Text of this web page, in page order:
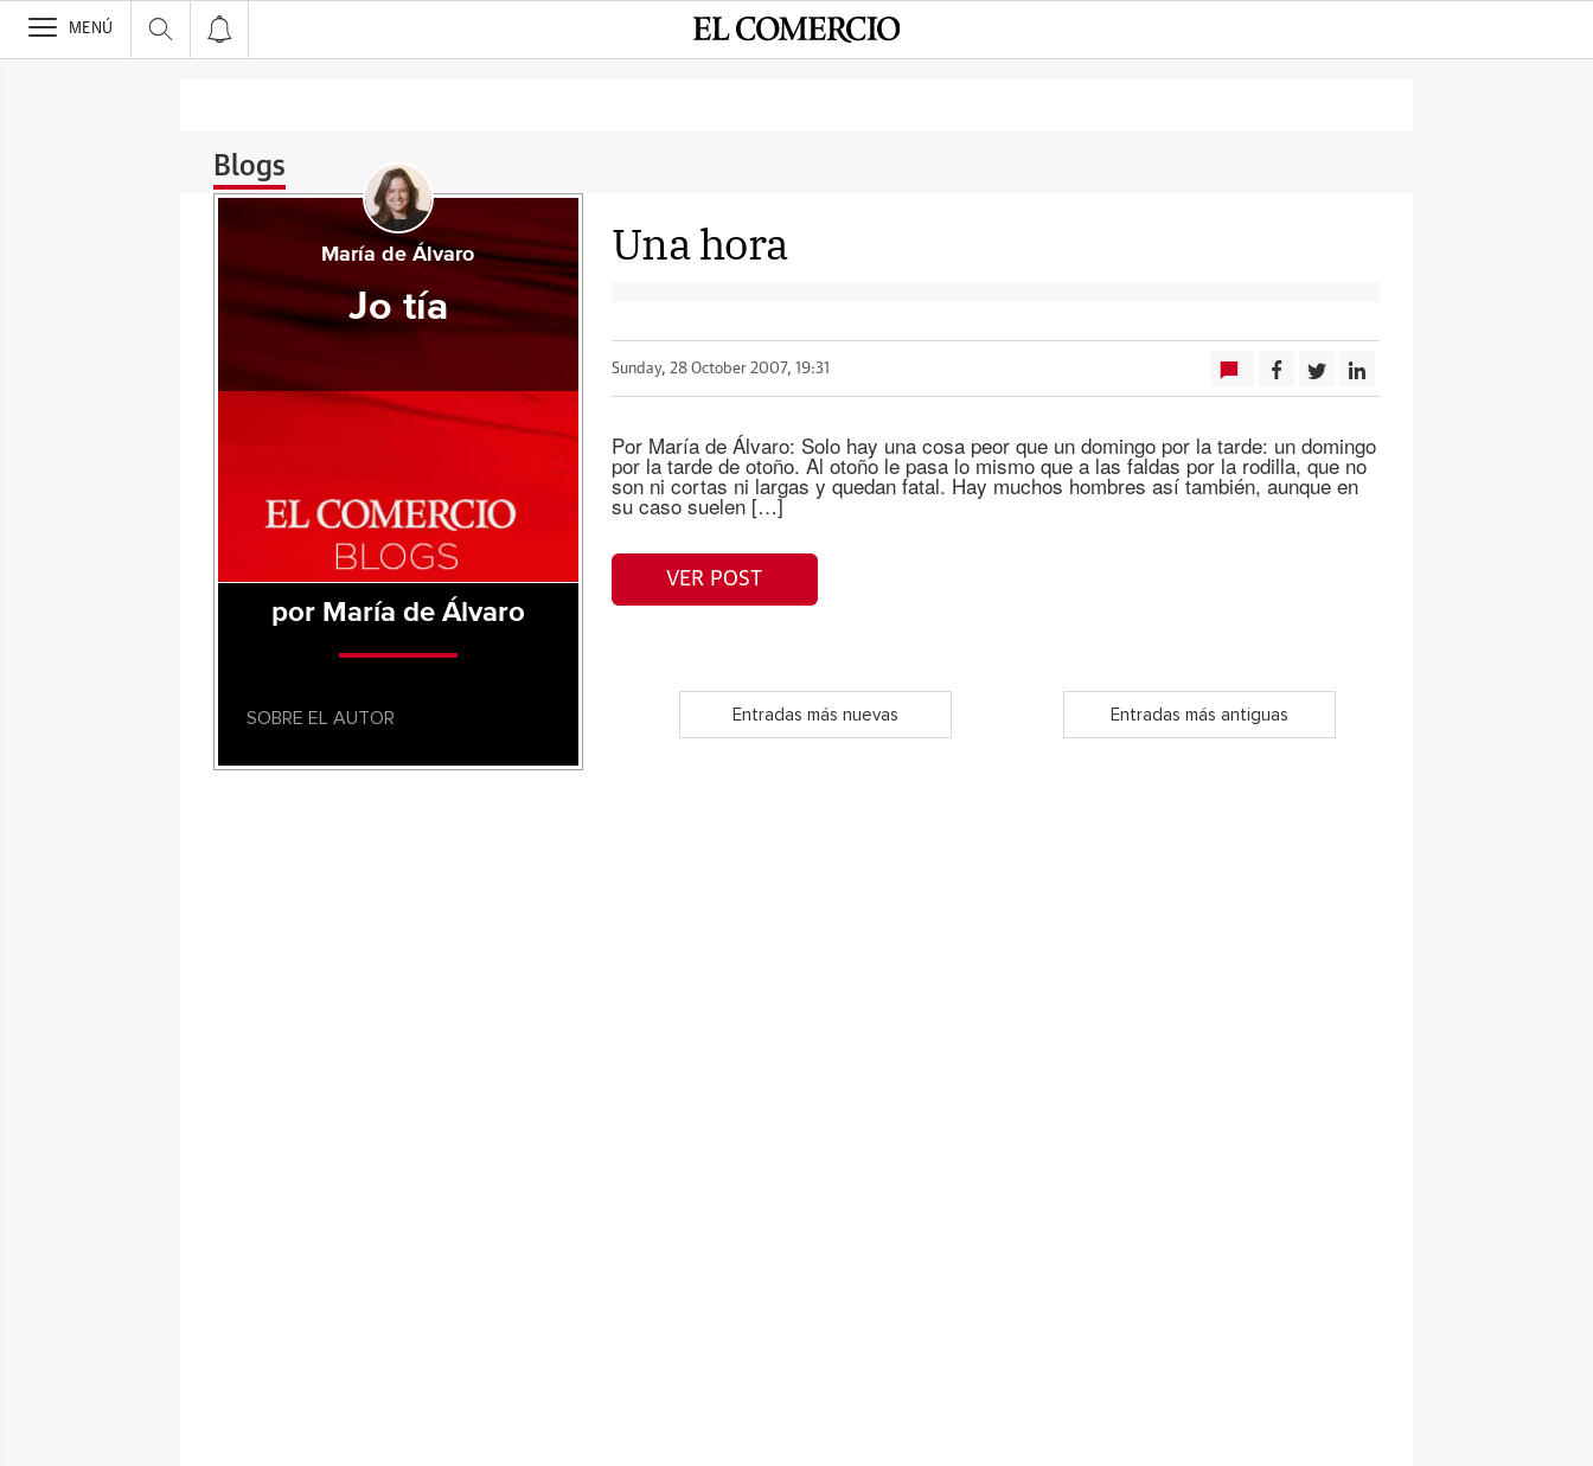
>
MENÚ
Blogs
Una hora
Sunday, 28 October 2007, 19:31
Por María de Álvaro: Solo hay una cosa peor que un domingo por la tarde: un domingo
por la tarde de otoño. Al otoño le pasa lo mismo que a las faldas por la rodilla, que no
son ni cortas ni largas y quedan fatal. Hay muchos hombres así también, aunque en
su caso suelen […]
VER POST
Entradas más nuevas Entradas más antiguas
María de Álvaro
Jo tía
por María de Álvaro
SOBRE EL AUTOR